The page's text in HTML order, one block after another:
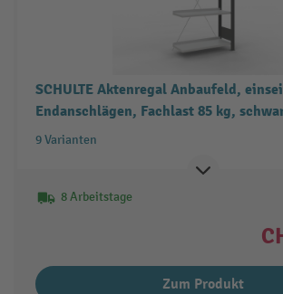
SCHULTE Aktenregal Anbaufeld,
Endanschlägen, Fachlast 85 kg,
9 Varianten
8 Arbeitstage
Zum Produkt